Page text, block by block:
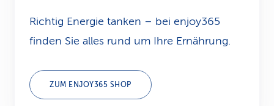
Richtig Energie tanken – bei enjoy365
finden Sie alles rund um Ihre Ernährung.
ZUM ENJOY365 SHOP